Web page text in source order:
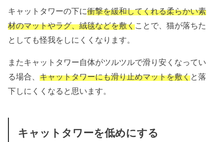
キャットタワーの下に衝撃を緩和してくれる柔らかい素
材のマットやラグ、絨毯などを敷くことで、猫が落ちた
としても怪我をしにくくなります。
またキャットタワー自体がツルツルで滑り安くなってい
る場合、キャットタワーにも滑り止めマットを敷くと落
下しにくくなると思います。
キャットタワーを低めにする